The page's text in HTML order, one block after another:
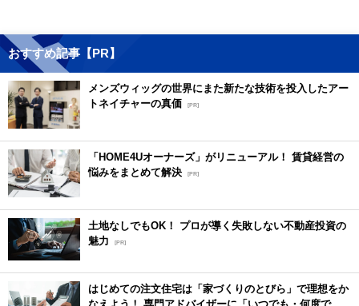
おすすめ記事【PR】
メンズウィッグの世界にまた新たな技術を投入したアー
トネイチャーの真価 [PR]
「HOME4Uオーナーズ」がリニューアル！ 賃貸経営の
悩みをまとめて解決 [PR]
土地なしでもOK！ プロが導く失敗しない不動産投資の
魅力
[PR]
はじめての注文住宅は「家づくりのとびら」で理想をか
なえよう！ 専門アドバイザーに「いつでも・何度で